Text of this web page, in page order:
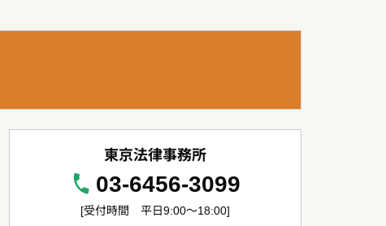
東京法律事務所
03-6456-3099
[受付時間 平日9:00～18:00]